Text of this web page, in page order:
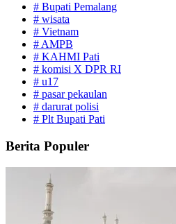
# Bupati Pemalang
# wisata
# Vietnam
# AMPB
# KAHMI Pati
# komisi X DPR RI
# u17
# pasar pekaulan
# darurat polisi
# Plt Bupati Pati
Berita Populer